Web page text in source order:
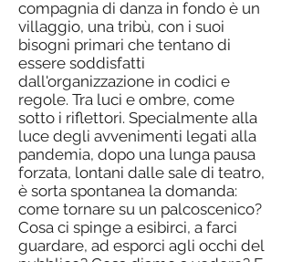
compagnia di danza in fondo è un
villaggio, una tribù, con i suoi
bisogni primari che tentano di
essere soddisfatti
dall'organizzazione in codici e
regole. Tra luci e ombre, come
sotto i riflettori. Specialmente alla
luce degli avvenimenti legati alla
pandemia, dopo una lunga pausa
forzata, lontani dalle sale di teatro,
è sorta spontanea la domanda:
come tornare su un palcoscenico?
Cosa ci spinge a esibirci, a farci
guardare, ad esporci agli occhi del